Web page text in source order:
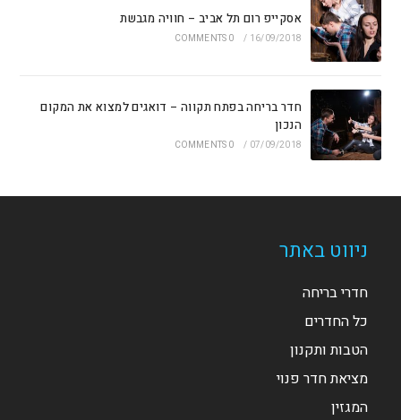
אסקייפ רום תל אביב – חוויה מגבשת
16/09/2018
/
0 COMMENTS
חדר בריחה בפתח תקווה – דואגים למצוא את המקום
הנכון
07/09/2018
/
0 COMMENTS
ניווט באתר
חדרי בריחה
כל החדרים
הטבות ותקנון
מציאת חדר פנוי
המגזין